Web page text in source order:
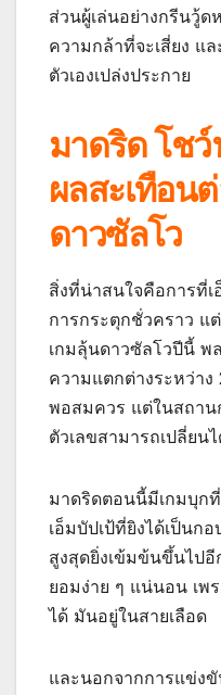
ส่วนผู้เล่นอย่างกรีนวู้
ความกล้าที่จะเสี่ยง แ
ตัวเองเปล่งประกาย
มาดริด โช
ผลสะเทือน
ดาวซัลโว
สิ่งที่น่าสนใจคือการที่เ
การกระตุกชั่วคราว
เกมลุ้นดาวซัลโวปีนี้ พ
ความแตกต่างระหว่า
พอสมควร แต่ในสถา
ตัวเลขสามารถเปลี่ยน
มาดริดตอนนี้มีเกมบุก
เอ็มบัปเป้ที่ยิงได้เป็นก
สูงสุดยิ่งเข้มข้นขึ้นไป
ยอมง่าย ๆ แน่นอน เพ
ได้ มันอยู่ในสายเลือด
และนอกจากการแข่ง